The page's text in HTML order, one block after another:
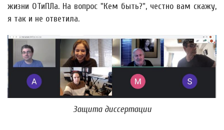
жизни ОТиПЛа. На вопрос "Кем быть?", честно вам скажу,
я так и не ответила.
Защита диссертации